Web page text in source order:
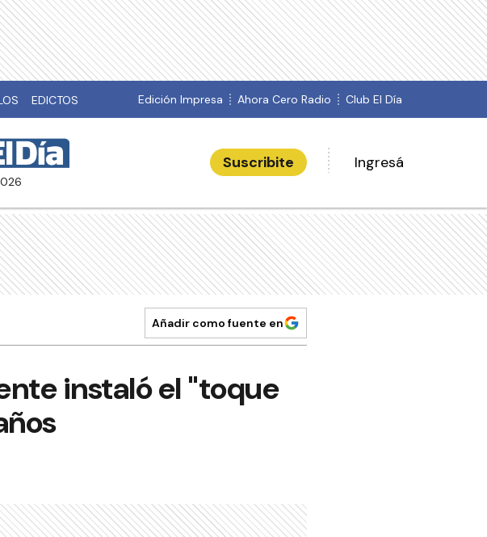
EDICTOS Edición Impresa Ahora Cero Radio Club El Día
Suscribite Ingresá
Añadir como fuente en
instaló el "toque